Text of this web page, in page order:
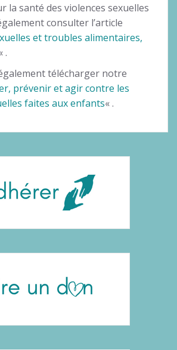
la santé des violences sexuelles
consulter l’article
et troubles alimentaires,
.
télécharger notre
prévenir et agir contre les
faites aux enfants« .